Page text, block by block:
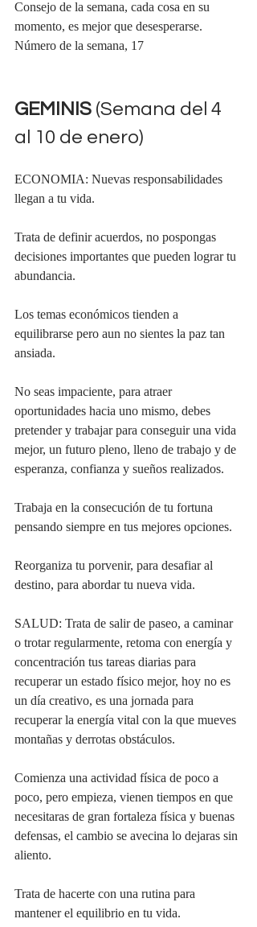
Consejo de la semana, cada cosa en su
momento, es mejor que desesperarse.
Número de la semana, 17
GEMINIS (Semana del 4
al 10 de enero)
ECONOMIA: Nuevas responsabilidades
llegan a tu vida.
Trata de definir acuerdos, no pospongas
decisiones importantes que pueden lograr tu
abundancia.
Los temas económicos tienden a
equilibrarse pero aun no sientes la paz tan
ansiada.
No seas impaciente, para atraer
oportunidades hacia uno mismo, debes
pretender y trabajar para conseguir una vida
mejor, un futuro pleno, lleno de trabajo y de
esperanza, confianza y sueños realizados.
Trabaja en la consecución de tu fortuna
pensando siempre en tus mejores opciones.
Reorganiza tu porvenir, para desafiar al
destino, para abordar tu nueva vida.
SALUD: Trata de salir de paseo, a caminar
o trotar regularmente, retoma con energía y
concentración tus tareas diarias para
recuperar un estado físico mejor, hoy no es
un día creativo, es una jornada para
recuperar la energía vital con la que mueves
montañas y derrotas obstáculos.
Comienza una actividad física de poco a
poco, pero empieza, vienen tiempos en que
necesitaras de gran fortaleza física y buenas
defensas, el cambio se avecina lo dejaras sin
aliento.
Trata de hacerte con una rutina para
mantener el equilibrio en tu vida.